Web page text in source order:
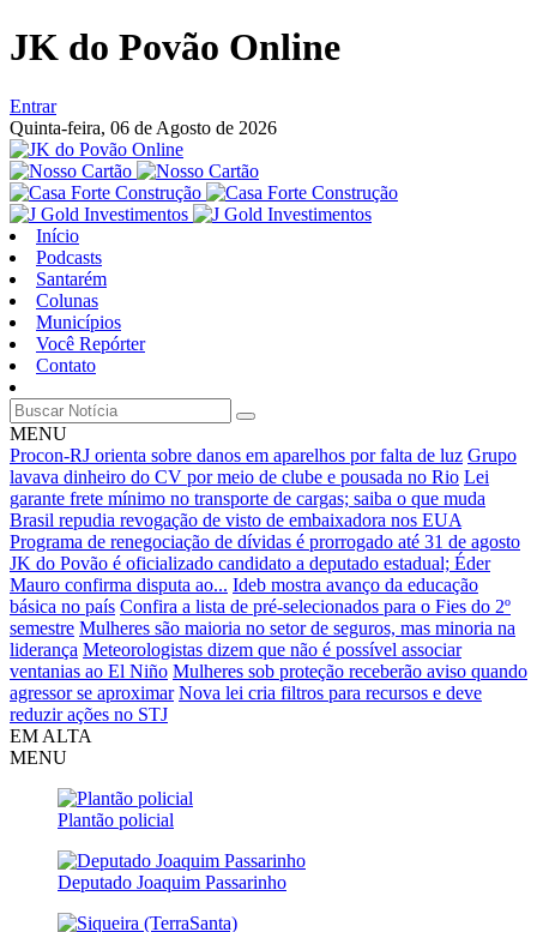
JK do Povão Online
Entrar
Quinta-feira, 06 de Agosto de 2026
Início
Podcasts
Santarém
Colunas
Municípios
Você Repórter
Contato
MENU
Procon-RJ orienta sobre danos em aparelhos por falta de luz Grupo
lavava dinheiro do CV por meio de clube e pousada no Rio Lei
garante frete mínimo no transporte de cargas; saiba o que muda
Brasil repudia revogação de visto de embaixadora nos EUA
Programa de renegociação de dívidas é prorrogado até 31 de agosto
JK do Povão é oficializado candidato a deputado estadual; Éder
Mauro confirma disputa ao... Ideb mostra avanço da educação
básica no país Confira a lista de pré-selecionados para o Fies do 2º
semestre Mulheres são maioria no setor de seguros, mas minoria na
liderança Meteorologistas dizem que não é possível associar
ventanias ao El Niño Mulheres sob proteção receberão aviso quando
agressor se aproximar Nova lei cria filtros para recursos e deve
reduzir ações no STJ
EM ALTA
MENU
Plantão policial
Deputado Joaquim Passarinho